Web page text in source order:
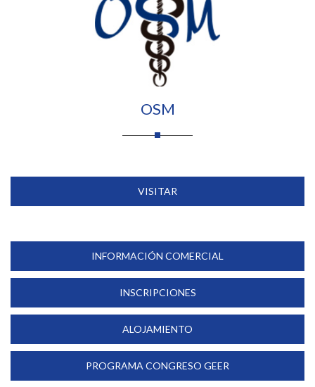
OSM
VISITAR
INFORMACIÓN COMERCIAL
INSCRIPCIONES
ALOJAMIENTO
PROGRAMA CONGRESO GEER